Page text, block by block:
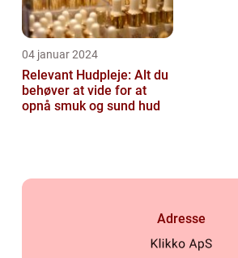
04 januar 2024
Relevant Hudpleje: Alt du
behøver at vide for at
opnå smuk og sund hud
Adresse